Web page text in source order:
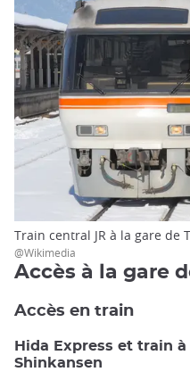
Train central JR à la gare de
@Wikimedia
Accès à la gare
Accès en train
Hida Express et train
Shinkansen